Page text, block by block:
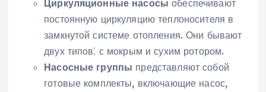
Циркуляционные насосы обеспечивают
постоянную циркуляцию теплоносителя в
замкнутой системе отопления. Они бывают
двух типов⁚ с мокрым и сухим ротором.
Насосные группы представляют собой
готовые комплекты, включающие насос,